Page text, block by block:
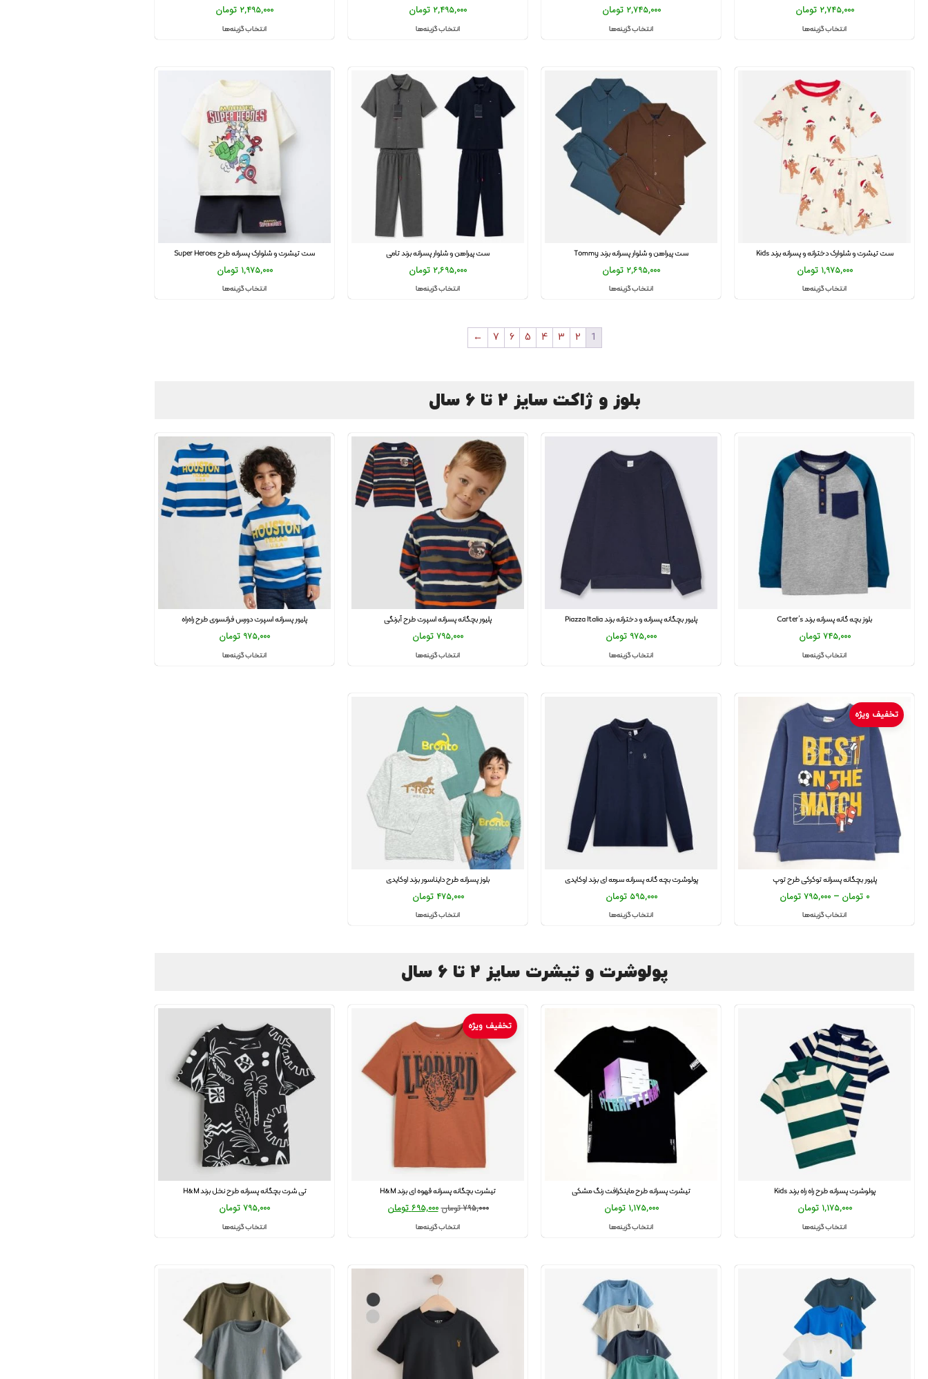
2,745,000 تومان
انتخاب گزینه‌ها
2,745,000 تومان
انتخاب گزینه‌ها
2,495,000 تومان
انتخاب گزینه‌ها
2,495,000 تومان
انتخاب گزینه‌ها
ست تیشرت و شلوارک دخترانه و پسرانه برند Kids
1,975,000 تومان
انتخاب گزینه‌ها
ست پیراهن و شلوار پسرانه برند Tommy
2,695,000 تومان
انتخاب گزینه‌ها
ست پیراهن و شلوار پسرانه برند تامی
2,695,000 تومان
انتخاب گزینه‌ها
ست تیشرت و شلوارک پسرانه طرح Super Heroes
1,975,000 تومان
انتخاب گزینه‌ها
1
2
3
4
5
6
7
←
بلوز و ژاکت سایز 2 تا 6 سال
بلوز بچه گانه پسرانه برند Carter’s
745,000 تومان
انتخاب گزینه‌ها
پلیور بچگانه پسرانه و دخترانه برند Piazza Italia
975,000 تومان
انتخاب گزینه‌ها
پلیور بچگانه پسرانه اسپرت طرح آبرنگی
795,000تومان
انتخاب گزینه‌ها
پلیور پسرانه اسپرت دورس فرانسوی طرح راه‌راه
975,000 تومان
انتخاب گزینه‌ها
تخفیف ویژه
پلیور بچگانه پسرانه توکرکی طرح توپ
0 تومان –
795,000تومان
انتخاب گزینه‌ها
پولوشرت بچه گانه پسرانه سرمه ای برند اوکایدی
595,000 تومان
انتخاب گزینه‌ها
بلوز پسرانه طرح دایناسور برند اوکایدی
475,000 تومان
انتخاب گزینه‌ها
پولوشرت و تیشرت سایز 2 تا 6 سال
پولوشرت پسرانه طرح راه راه برند Kids
1,175,000 تومان
انتخاب گزینه‌ها
تیشرت پسرانه طرح ماینکرافت رنگ مشکی
1,175,000 تومان
انتخاب گزینه‌ها
تخفیف ویژه
تیشرت بچگانه پسرانه قهوه ای برند H&M
795,000 تومان 695,000تومان
انتخاب گزینه‌ها
تی شرت بچگانه پسرانه طرح نخل برند H&M
795,000تومان
انتخاب گزینه‌ها